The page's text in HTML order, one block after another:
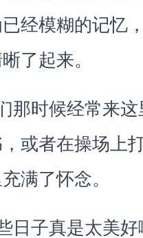
经模糊的记忆
了起来。
那时候经常来
或者在操场上
满了怀念。
日子真是太美